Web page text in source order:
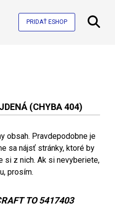
PRIDAŤ ESHOP
(CHYBA 404)
obsah. Pravdepodobne je
sa nájsť stránky, ktoré by
si z nich. Ak si nevyberiete,
prosím.
TO 5417403